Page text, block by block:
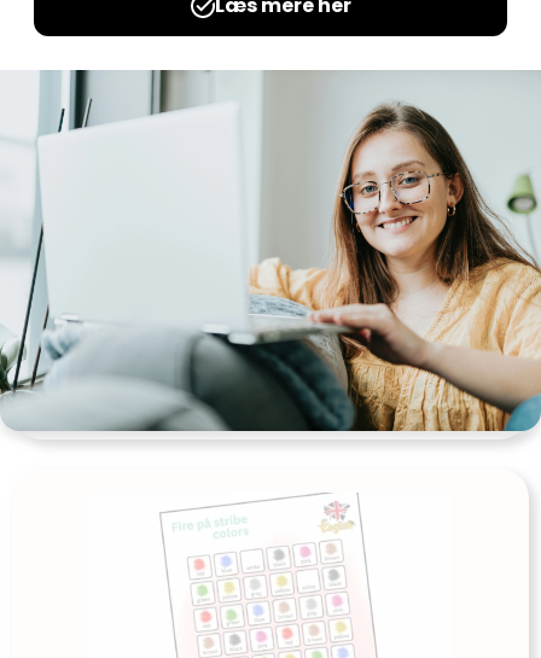
Engelsk – fire på stribe – Clothes
Udgives af: Møllers krøllede hjerne